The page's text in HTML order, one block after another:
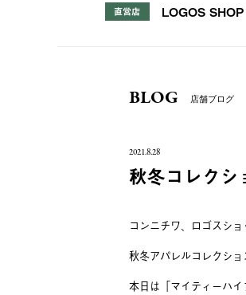
直営店 LOGOS
BLOG 店舗ブログ
2021.8.28
秋冬コレクシ
コンニチワ、ロゴスショ
秋冬アパレルコレクショ
本日は「マイティーハイ